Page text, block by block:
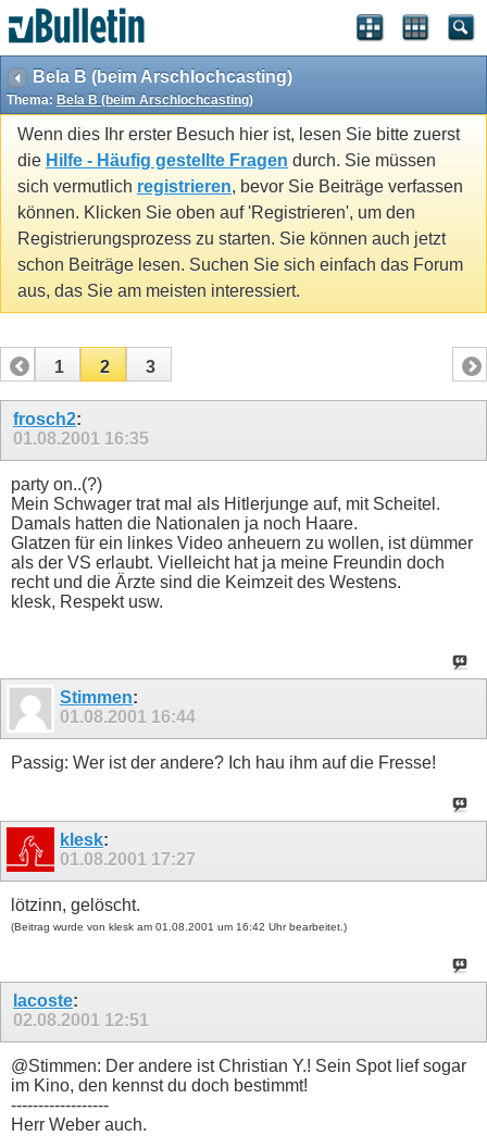
Bela B (beim Arschlochcasting)
Thema: Bela B (beim Arschlochcasting)
Wenn dies Ihr erster Besuch hier ist, lesen Sie bitte zuerst
die Hilfe - Häufig gestellte Fragen durch. Sie müssen
sich vermutlich registrieren, bevor Sie Beiträge verfassen
können. Klicken Sie oben auf 'Registrieren', um den
Registrierungsprozess zu starten. Sie können auch jetzt
schon Beiträge lesen. Suchen Sie sich einfach das Forum
aus, das Sie am meisten interessiert.
1 2 3
frosch2:
01.08.2001 16:35
party on..(?)
Mein Schwager trat mal als Hitlerjunge auf, mit Scheitel.
Damals hatten die Nationalen ja noch Haare.
Glatzen für ein linkes Video anheuern zu wollen, ist dümmer
als der VS erlaubt. Vielleicht hat ja meine Freundin doch
recht und die Ärzte sind die Keimzeit des Westens.
klesk, Respekt usw.
Stimmen:
01.08.2001 16:44
Passig: Wer ist der andere? Ich hau ihm auf die Fresse!
klesk:
01.08.2001 17:27
lötzinn, gelöscht.
(Beitrag wurde von klesk am 01.08.2001 um 16:42 Uhr bearbeitet.)
lacoste:
02.08.2001 12:51
@Stimmen: Der andere ist Christian Y.! Sein Spot lief sogar
im Kino, den kennst du doch bestimmt!
------------------
Herr Weber auch.